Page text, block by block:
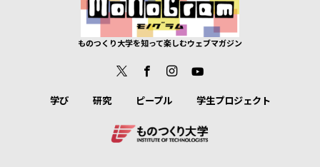
動きに触れ、「これが本物の職人の技なんだ」と肌で感じまし
た。実習を重ねる過程で、不格好ながらも平らに塗れるようにな
ったことで手応えも得られました。 「実習」や「インターンシ
ップ」での実践的な経験は、自分の成長や将来に直結すると実感
しています。そもそも座学と実習が密接に連動している大学だか
らこそ、知識を体感的に理解できるんです。将来に直結するイン
ターンシップは、先を見据える上で重要な経験になります。私自
身、2年次に施工管理の仕事をインターンシップで経験し、大変
強みは、先生方との「距離の近さ」です。いつでも学生に寄り添
ものつくり大学を知って楽しむウェブマガジン
学び 研究 ピープル 学生プロジェクト